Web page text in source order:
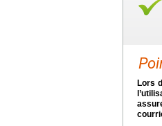
Lors